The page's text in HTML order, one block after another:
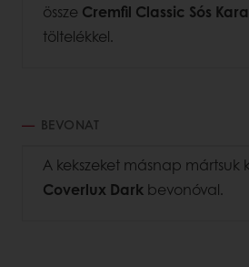
össze Cremfil Classic Sós
töltelékkel.
BEVONAT
A kekszeket másnap mártsuk
Coverlux Dark bevonóval.